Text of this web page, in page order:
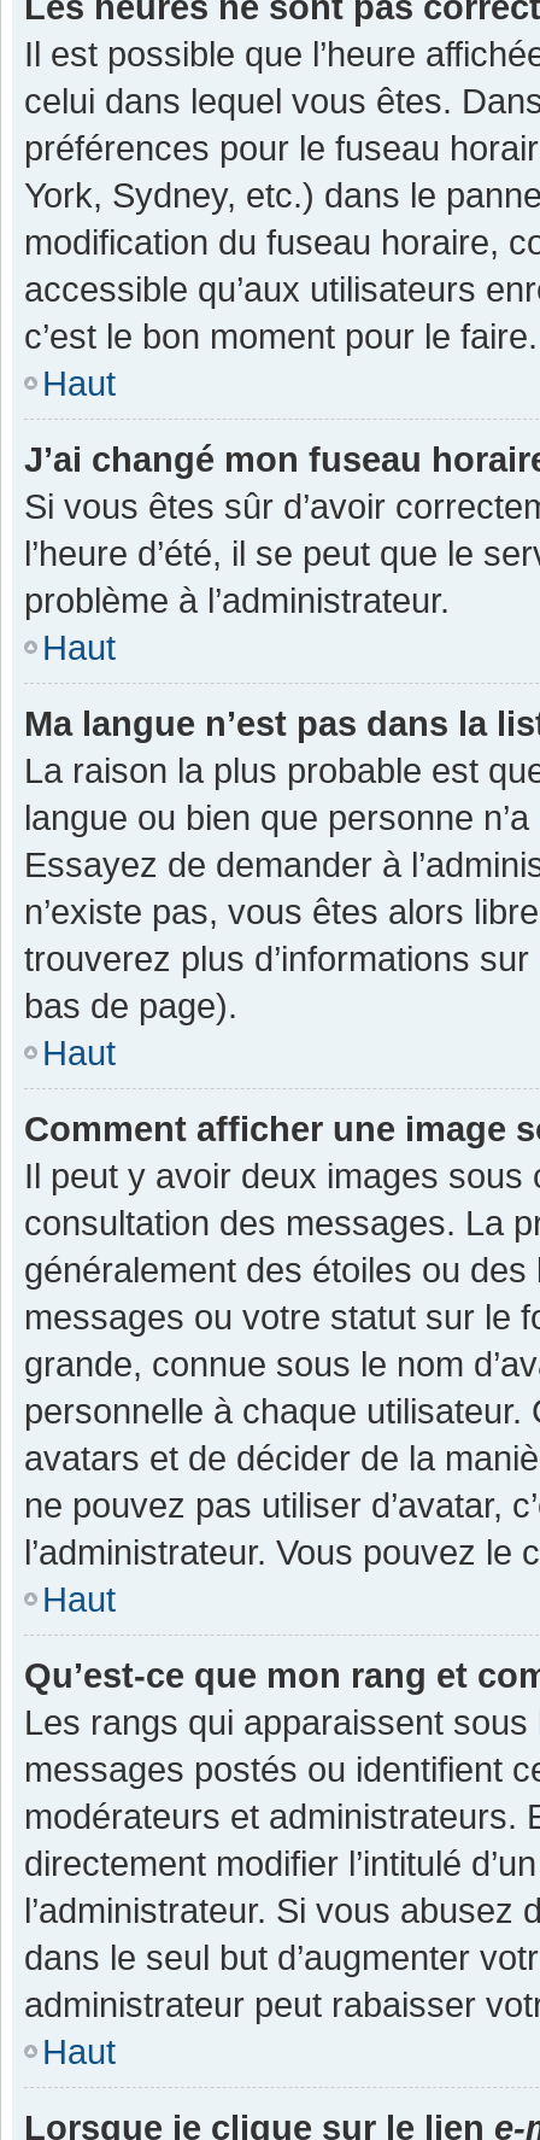
Il est possible que l’heure
celui dans lequel vous êtes.
préférences pour le fuseau
York, Sydney, etc.) dans le
modification du fuseau horaire,
accessible qu’aux utilisateurs
c’est le bon moment pour le faire.
Haut
J’ai changé mon fuseau
Si vous êtes sûr d’avoir
l’heure d’été, il se peut que le
problème à l’administrateur.
Haut
Ma langue n’est pas dans la
La raison la plus probable est
langue ou bien que personne
Essayez de demander à
n’existe pas, vous êtes alors
trouverez plus d’informations
bas de page).
Haut
Comment afficher une image
Il peut y avoir deux images sous
consultation des messages. La
généralement des étoiles ou
messages ou votre statut sur le
grande, connue sous le nom
personnelle à chaque utilisateur.
avatars et de décider de la
ne pouvez pas utiliser d’avatar,
l’administrateur. Vous pouvez
Haut
Qu’est-ce que mon rang et
Les rangs qui apparaissent
messages postés ou identifient
modérateurs et administrateurs.
directement modifier l’intitulé
l’administrateur. Si vous
dans le seul but d’augmenter
administrateur peut rabaisser
Haut
Lorsque je clique sur le lien e-